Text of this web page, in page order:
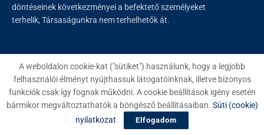
döntéseinek következményei a befektető személyeket
terhelik, Társaságunkra nem terhelhetők át.
© 2023Creditline- Minden jog fenntartva
A weboldalon cookie-kat ("sütiket") használunk, hogy a legjobb
felhasználói élményt nyújthassuk látogatóinknak, illetve bizonyos
funkciók csak így fognak működni. A cookie beállítások igény esetén
bármikor megváltoztathatók a böngésző beállításaiban. Süti (cookie)
nyilatkozat
Elfogadom